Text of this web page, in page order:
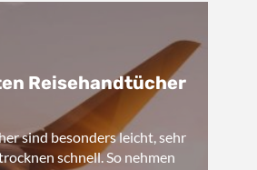
Reisehandtücher
sind besonders leicht, sehr
schnell. So nehmen